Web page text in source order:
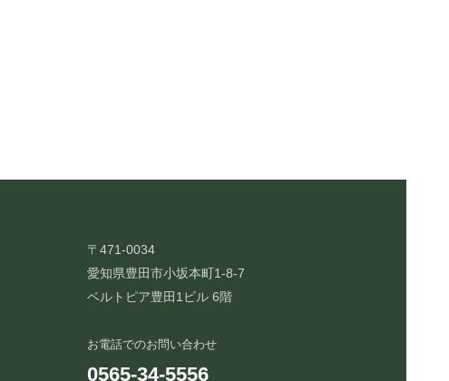
〒471-0034
愛知県豊田市小坂本町1-8-7
ベルトピア豊田1ビル 6階
お電話でのお問い合わせ
0565-34-5556